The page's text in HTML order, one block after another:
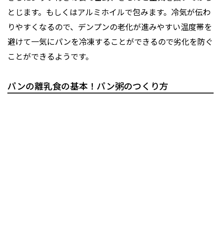
とじます。もしくはアルミホイルで包みます。冷気が伝わ
りやすくなるので、デンプンの老化が進みやすい温度帯を
避けて一気にパンを冷凍することができるので劣化を防ぐ
ことができるようです。
パンの離乳食の基本！パン粥のつくり方